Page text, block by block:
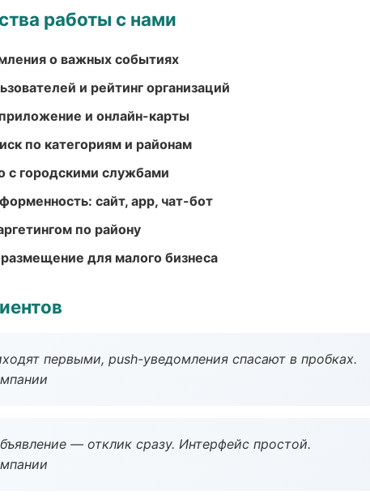
работы с нами
о важных событиях
и рейтинг организаций
и онлайн-карты
по категориям и районам
с городскими службами
сайт, app, чат-бот
по району
для малого бизнеса
первыми, push-уведомления спасают в пробках.
— отклик сразу. Интерфейс простой.